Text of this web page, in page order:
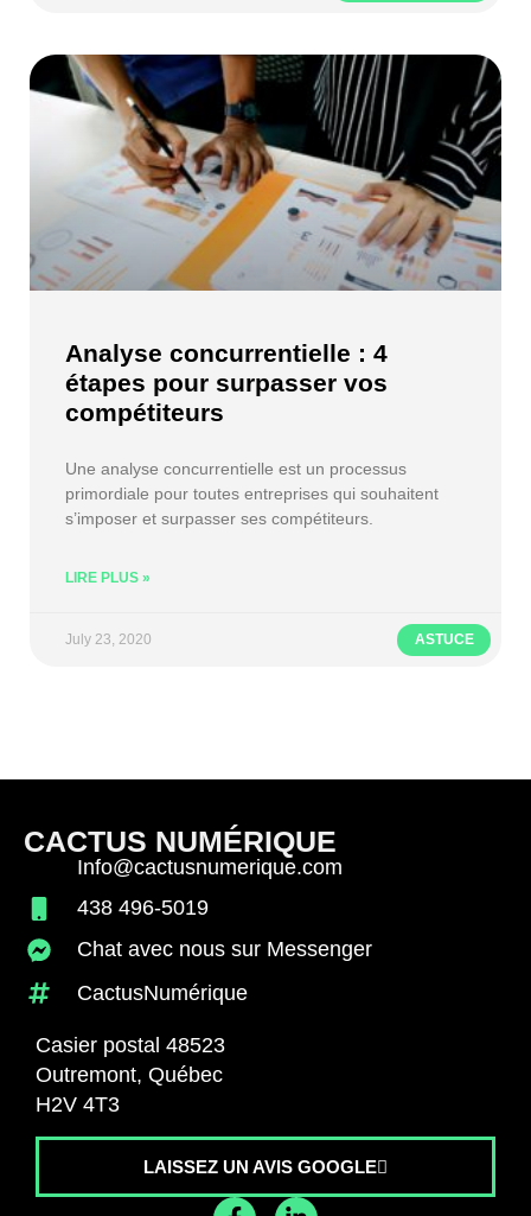
ASTUCE
Analyse concurrentielle : 4
étapes pour surpasser vos
compétiteurs
Une analyse concurrentielle est un processus
primordiale pour toutes entreprises qui souhaitent
s’imposer et surpasser ses compétiteurs.
LIRE PLUS »
July 23, 2020
CACTUS NUMÉRIQUE
Info@cactusnumerique.com
438 496-5019
Chat avec nous sur Messenger
CactusNumérique
Casier postal 48523
Outremont, Québec
H2V 4T3
LAISSEZ UN AVIS GOOGLE